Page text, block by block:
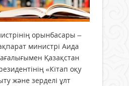
орынбасары –
министрі Аида
Қазақстан
«Кітап оқу
және зерделі ұлт